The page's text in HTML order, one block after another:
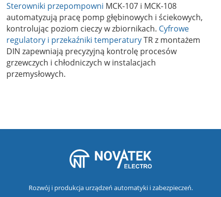
Sterowniki przepompowni MCK-107 i MCK-108
automatyzują pracę pomp głębinowych i ściekowych,
kontrolując poziom cieczy w zbiornikach. Cyfrowe
regulatory i przekaźniki temperaturyTR z montażem
DIN zapewniają precyzyjną kontrolę procesów
grzewczych i chłodniczych w instalacjach
przemysłowych.
Rozwój i produkcja urządzeń automatyki i zabezpieczeń.